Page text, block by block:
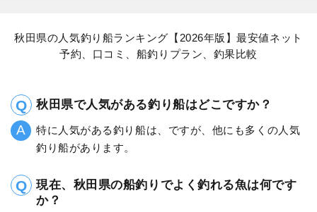
秋田県の人気釣り船ランキング【2026年版】最安値ネット
予約、口コミ、船釣りプラン、釣果比較
秋田県で人気がある釣り船はどこですか？
特に人気がある釣り船は、ですが、他にも多くの人気
釣り船があります。
現在、秋田県の船釣りでよく釣れる魚は何です
か？